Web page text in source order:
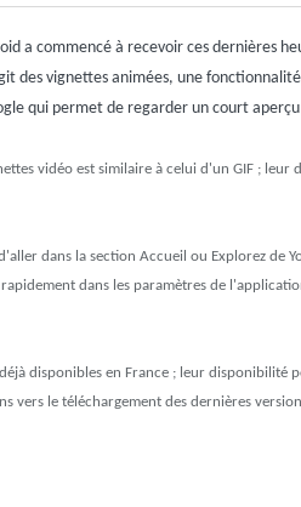
a commencé à recevoir ces dernières
des vignettes animées, une
qui permet de regarder un court
vidéo est similaire à celui d'un GIF ;
dans la section Accueil ou Explorez de
dans les paramètres de
déjà disponibles en France ; leur
vers le téléchargement des dernières